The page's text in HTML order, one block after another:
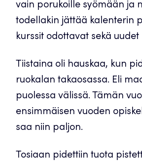
vain porukoille syömään ja
todellakin jättää kalenterin
kurssit odottavat sekä uudet
Tiistaina oli hauskaa, kun
ruokalan takaosassa. Eli
puolessa välissä. Tämän
ensimmäisen vuoden
saa niin paljon.
Tosiaan pidettiin tuota